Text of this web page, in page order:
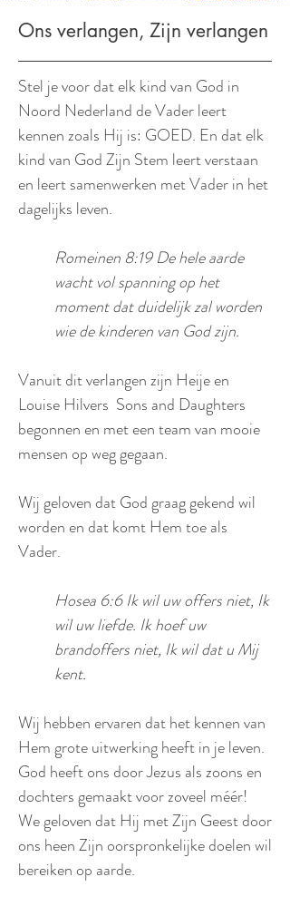
Ons verlangen, Zijn verlangen
Stel je voor dat elk kind van God in
Noord Nederland de Vader leert
kennen zoals Hij is: GOED. En dat elk
kind van God Zijn Stem leert verstaan
en leert samenwerken met Vader in het
dagelijks leven.
Romeinen 8:19 De hele aarde
wacht vol spanning op het
moment dat duidelijk zal worden
wie de kinderen van God zijn.
Vanuit dit verlangen zijn Heije en
Louise Hilvers Sons and Daughters
begonnen en met een team van mooie
mensen op weg gegaan.
Wij geloven dat God graag gekend wil
worden en dat komt Hem toe als
Vader.
Hosea 6:6 Ik wil uw offers niet, Ik
wil uw liefde. Ik hoef uw
brandoffers niet, Ik wil dat u Mij
kent.
Wij hebben ervaren dat het kennen van
Hem grote uitwerking heeft in je leven.
God heeft ons door Jezus als zoons en
dochters gemaakt voor zoveel méér!
We geloven dat Hij met Zijn Geest door
ons heen Zijn oorspronkelijke doelen wil
bereiken op aarde.